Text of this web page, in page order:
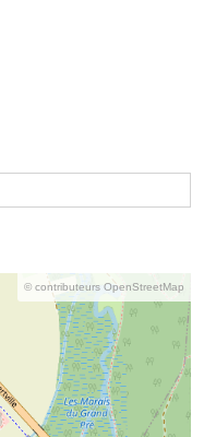
© contributeurs OpenStreetMap